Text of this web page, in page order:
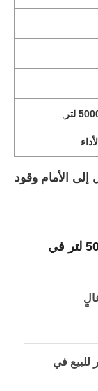
لتر ناقل نقل يدوي 5 التحول إلى الأمام وقود
شاحنة صهريج وقود دونغفنغ بسعة 5000 لتر في
وقود دونغفنغ بسعة 5000 لتر للبيع في